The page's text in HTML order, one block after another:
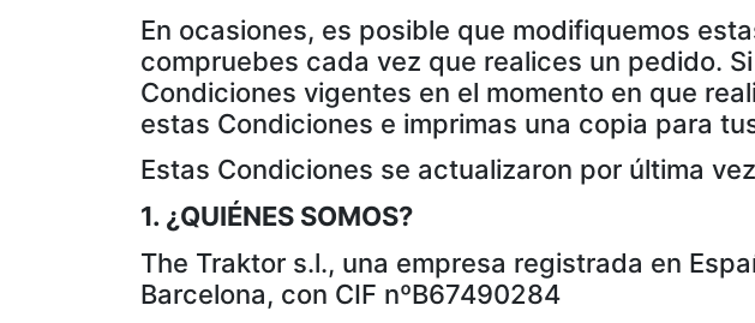
En ocasiones, es posible que modifiquemos
compruebes cada vez que realices un pedido.
Condiciones vigentes en el momento en que
estas Condiciones e imprimas una copia para
Estas Condiciones se actualizaron por última
1. ¿QUIÉNES SOMOS?
The Traktor s.l., una empresa registrada en
Barcelona, con CIF nºB67490284